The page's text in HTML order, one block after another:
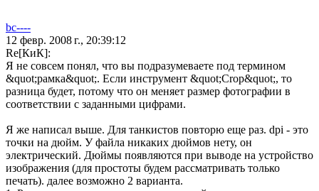
bc----
12 февр. 2008 г., 20:39:12
Re[КиК]:
Я не совсем понял, что вы подразумеваете под термином
&quot;рамка&quot;. Если инструмент &quot;Crop&quot;, то
разница будет, потому что он меняет размер фотографии в
соответствии с заданными цифрами.
Я же написал выше. Для танкистов повторю еще раз. dpi - это
точки на дюйм. У файла никаких дюймов нету, он
электрический. Дюймы появляются при выводе на устройство
изображения (для простоты будем рассматривать только
печать). далее возможно 2 варианта.